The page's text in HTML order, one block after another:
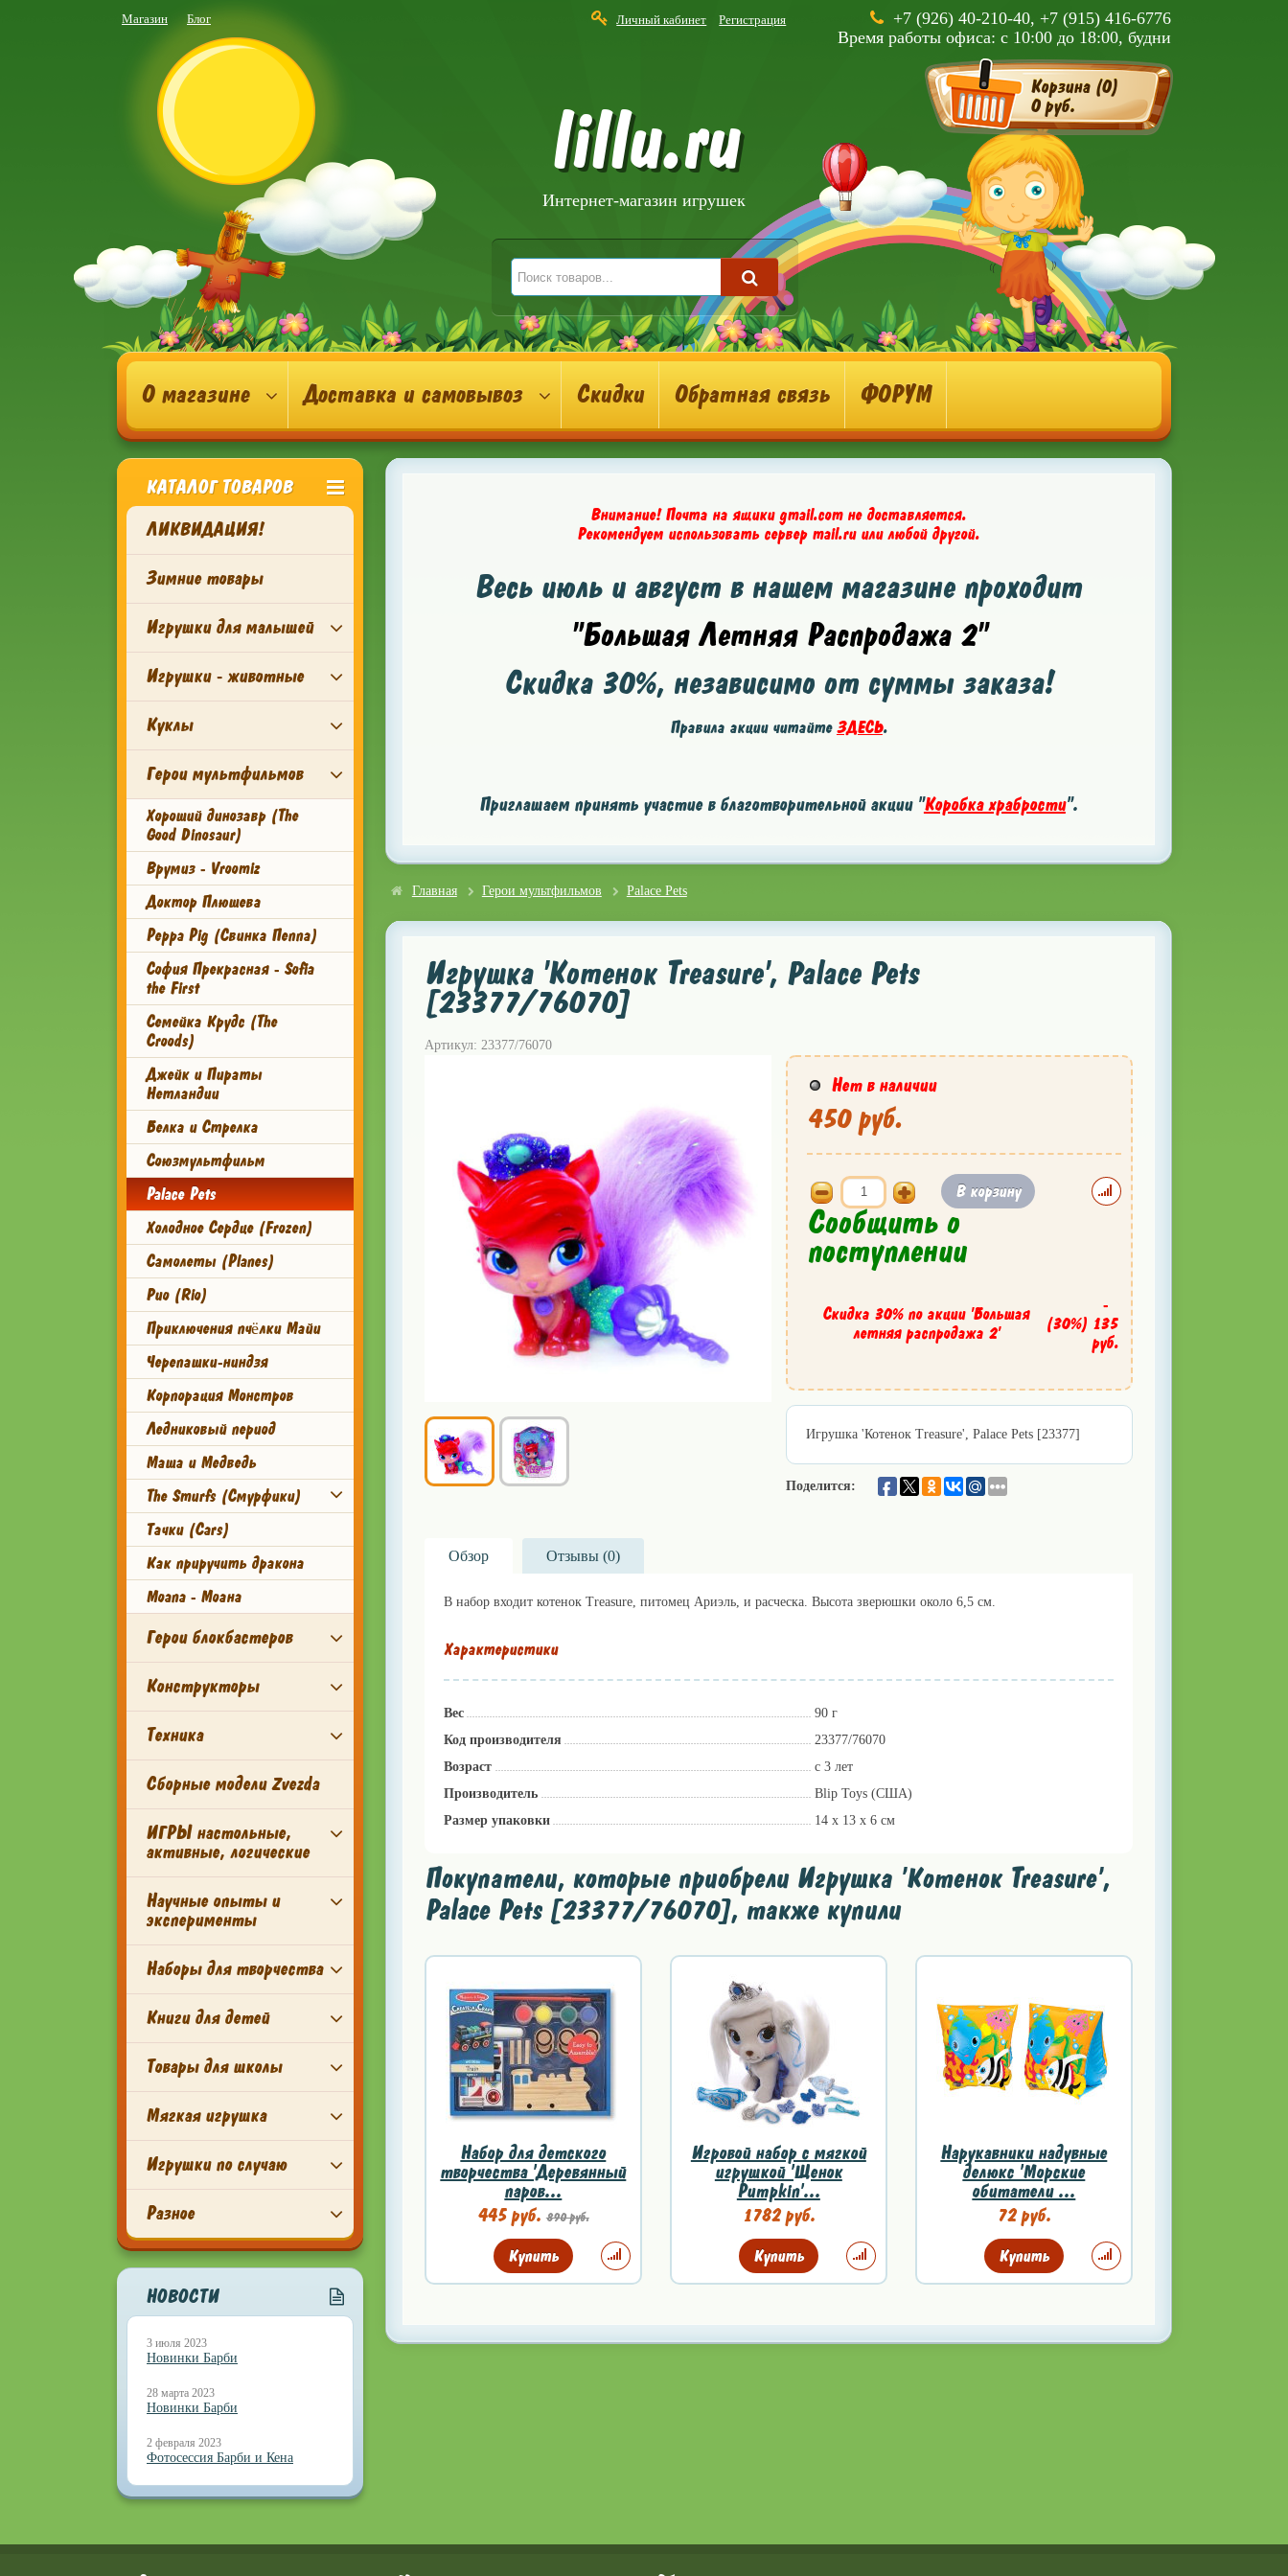
Магазин Блог Личный кабинет Регистрация
+7 (926) 40-210-40, +7 (915) 416-6776
Время работы офиса: с 10:00 до 18:00, будни
lillu.ru
Интернет-магазин игрушек
Корзина (0)
0 руб.
О магазине Доставка и самовывоз Скидки Обратная связь ФОРУМ
КАТАЛОГ ТОВАРОВ
ЛИКВИДАЦИЯ!
Зимние товары
Игрушки для малышей
Игрушки - животные
Куклы
Герои мультфильмов
Хороший динозавр (The
Good Dinosaur)
Врумиз - Vroomiz
Доктор Плюшева
Peppa Pig (Свинка Пеппа)
София Прекрасная - Sofia
the First
Семейка Крудс (The
Croods)
Джейк и Пираты
Нетландии
Белка и Стрелка
Союзмультфильм
Palace Pets
Холодное Сердце (Frozen)
Самолеты (Planes)
Рио (Rio)
Приключения пчёлки Майи
Черепашки-ниндзя
Корпорация Монстров
Ледниковый период
Маша и Медведь
The Smurfs (Смурфики)
Тачки (Cars)
Как приручить дракона
Moana - Моана
Герои блокбастеров
Конструкторы
Техника
Сборные модели Zvezda
ИГРЫ настольные,
активные, логические
Научные опыты и
эксперименты
Наборы для творчества
Книги для детей
Товары для школы
Мягкая игрушка
Игрушки по случаю
Разное
НОВОСТИ
3 июля 2023
Новинки Барби
28 марта 2023
Новинки Барби
2 февраля 2023
Фотосессия Барби и Кена
Внимание! Почта на ящики gmail.com не доставляется.
Рекомендуем использовать сервер mail.ru или любой другой.
Весь июль и август в нашем магазине проходит
"Большая Летняя Распродажа 2"
Скидка 30%, независимо от суммы заказа!
Правила акции читайтеЗДЕСЬ.
Приглашаем принять участие в благотворительной акции "Коробка храбрости".
Главная Герои мультфильмов Palace Pets
Игрушка 'Котенок Treasure', Palace Pets
[23377/76070]
Артикул: 23377/76070
Нет в наличии
450 руб.
В корзину
Сообщить о
поступлении
Скидка 30% по акции 'Большая
летняя распродажа 2'
(30%)
-
135
руб.
Игрушка 'Котенок Treasure', Palace Pets [23377]
Поделится:
Обзор Отзывы (0)
В набор входит котенок Treasure, питомец Ариэль, и расческа. Высота зверюшки около 6,5 см.
Характеристики
Вес
90 г
Код производителя
23377/76070
Возраст
c 3 лет
Производитель
Blip Toys (США)
Размер упаковки
14 x 13 x 6 см
Покупатели, которые приобрели Игрушка 'Котенок Treasure',
Palace Pets [23377/76070], также купили
Набор для детского
творчества 'Деревянный
паров...
445 руб. 890 руб.
Купить
Игровой набор с мягкой
игрушкой 'Щенок
Pumpkin'...
1782 руб.
Купить
Нарукавники надувные
делюкс 'Морские
обитатели ...
72 руб.
Купить